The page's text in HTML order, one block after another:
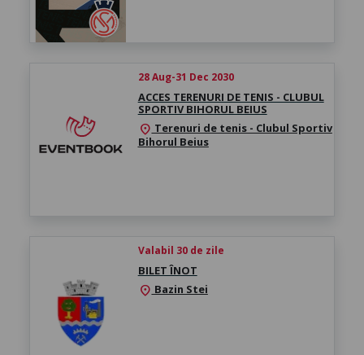
28 Aug-31 Dec 2030
ACCES TERENURI DE TENIS - CLUBUL
SPORTIV BIHORUL BEIUS
location_on Terenuri de tenis - Clubul Sportiv
Bihorul Beius
Valabil 30 de zile
BILET ÎNOT
location_on Bazin Stei